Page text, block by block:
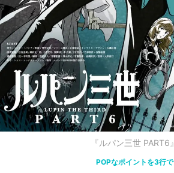
『ルパン三世 PART6』
POPなポイントを3行で